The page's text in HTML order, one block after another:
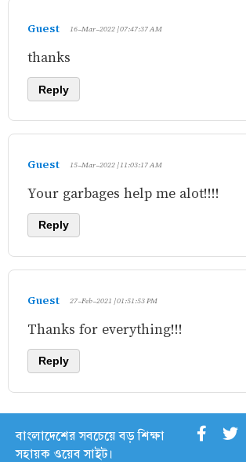
Guest 16-Mar-2022 | 07:47:37 AM
thanks
Reply
Guest 15-Mar-2022 | 11:03:17 AM
Your garbages help me alot!!!!
Reply
Guest 27-Feb-2021 | 01:51:53 PM
Thanks for everything!!!
Reply
বাংলাদেশের সবচেয়ে বড় শিক্ষা
সহায়ক ওয়েব সাইট।